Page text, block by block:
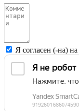
Я согласен (-на) на